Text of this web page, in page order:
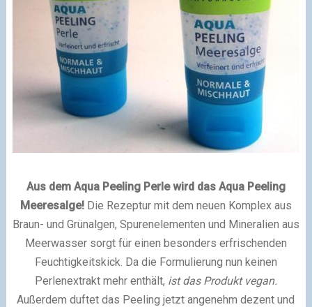
Aus dem Aqua Peeling Perle wird das Aqua Peeling
Meeresalge!Die Rezeptur mit dem neuen Komplex aus
Braun- und Grünalgen, Spurenelementen und Mineralien aus
Meerwasser sorgt für einen besonders erfrischenden
Feuchtigkeitskick. Da die Formulierung nun keinen
Perlenextrakt mehr enthält, ist das Produkt vegan.
Außerdem duftet das Peeling jetzt angenehm dezent und